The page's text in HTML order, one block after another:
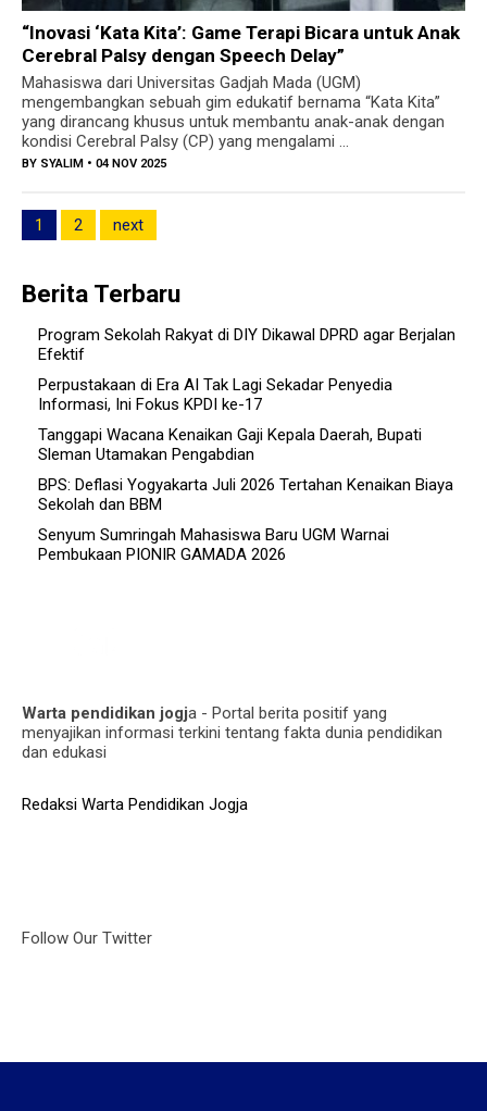
“Inovasi ‘Kata Kita’: Game Terapi Bicara untuk Anak
Cerebral Palsy dengan Speech Delay”
Mahasiswa dari Universitas Gadjah Mada (UGM)
mengembangkan sebuah gim edukatif bernama “Kata Kita”
yang dirancang khusus untuk membantu anak-anak dengan
kondisi Cerebral Palsy (CP) yang mengalami ...
BY SYALIM • 04 NOV 2025
1 2 next
Berita Terbaru
Program Sekolah Rakyat di DIY Dikawal DPRD agar Berjalan
Efektif
Perpustakaan di Era AI Tak Lagi Sekadar Penyedia
Informasi, Ini Fokus KPDI ke-17
Tanggapi Wacana Kenaikan Gaji Kepala Daerah, Bupati
Sleman Utamakan Pengabdian
BPS: Deflasi Yogyakarta Juli 2026 Tertahan Kenaikan Biaya
Sekolah dan BBM
Senyum Sumringah Mahasiswa Baru UGM Warnai
Pembukaan PIONIR GAMADA 2026
Warta pendidikan jogja - Portal berita positif yang
menyajikan informasi terkini tentang fakta dunia pendidikan
dan edukasi
Redaksi Warta Pendidikan Jogja
Follow Our Twitter